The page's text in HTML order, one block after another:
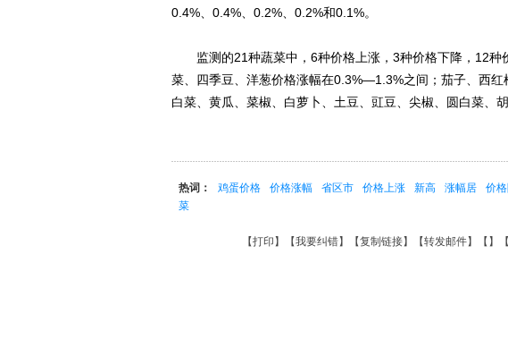
0.4%、0.4%、0.2%、0.2%和0.1%。
监测的21种蔬菜中，6种价格上涨，3种价格下降，12种
菜、四季豆、洋葱价格涨幅在0.3%—1.3%之间；茄子、西
白菜、黄瓜、菜椒、白萝卜、土豆、豇豆、尖椒、圆白菜、
热词： 鸡蛋价格 价格涨幅 省区市 价格上涨 新高 涨幅居 价
菜
【打印 】【我要纠错】【复制链接】【转发邮件】【 】